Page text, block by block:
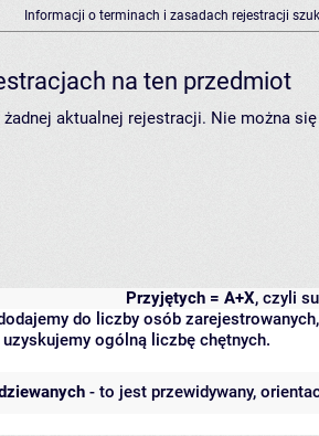
Informacji o terminach i zasadach rejestracji
na ten przedmiot
aktualnej rejestracji. Nie można
Przyjętych = A+X, czyli
do liczby osób
ogólną liczbę chętnych.
- to jest przewidywany,